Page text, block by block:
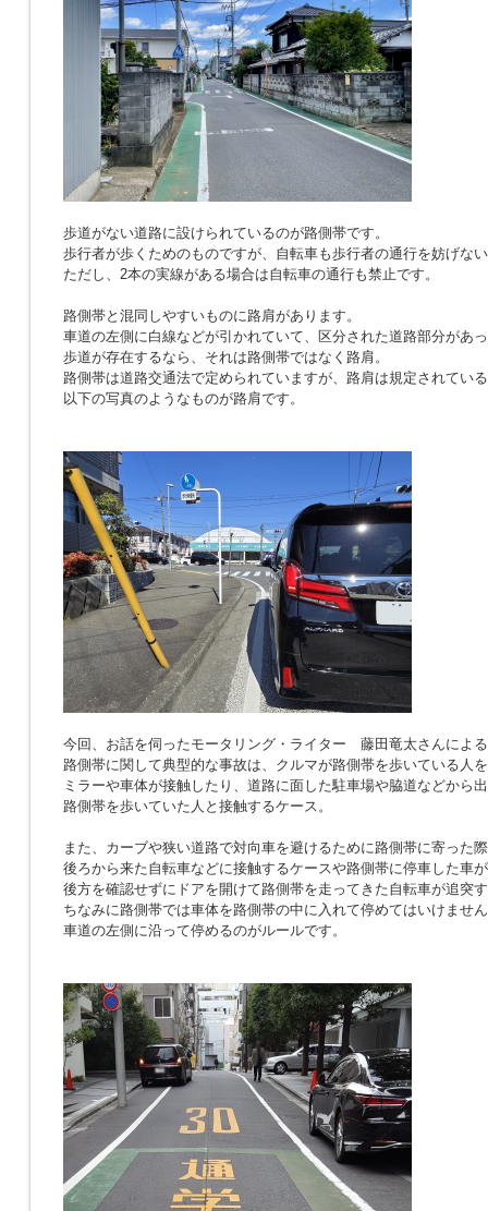
歩道がない道路に設けられているのが路側帯です。
歩行者が歩くためのものですが、自転車も歩行者の通行を妨げな
ただし、2本の実線がある場合は自転車の通行も禁止です。
路側帯と混同しやすいものに路肩があります。
車道の左側に白線などが引かれていて、区分された道路部分があ
歩道が存在するなら、それは路側帯ではなく路肩。
路側帯は道路交通法で定められていますが、路肩は規定されてい
以下の写真のようなものが路肩です。
今回、お話を伺ったモータリング・ライター 藤田竜太さんによ
路側帯に関して典型的な事故は、クルマが路側帯を歩いている人
ミラーや車体が接触したり、道路に面した駐車場や脇道などから
路側帯を歩いていた人と接触するケース。
また、カーブや狭い道路で対向車を避けるために路側帯に寄った
後ろから来た自転車などに接触するケースや路側帯に停車した車
後方を確認せずにドアを開けて路側帯を走ってきた自転車が追突
ちなみに路側帯では車体を路側帯の中に入れて停めてはいけませ
車道の左側に沿って停めるのがルールです。